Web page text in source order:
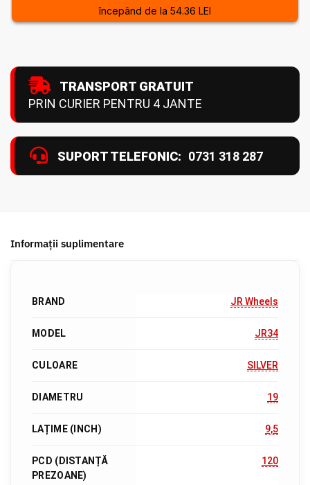
începând de la 54.36 LEI
TRANSPORT GRATUIT
PRIN CURIER PENTRU 4 JANTE
SUPORT TELEFONIC: 0731 318 287
Informații suplimentare
BRAND JR Wheels
MODEL JR34
CULOARE SILVER
DIAMETRU 19
LAȚIME (INCH) 9,5
PCD (DISTANȚĂ
PREZOANE)
120